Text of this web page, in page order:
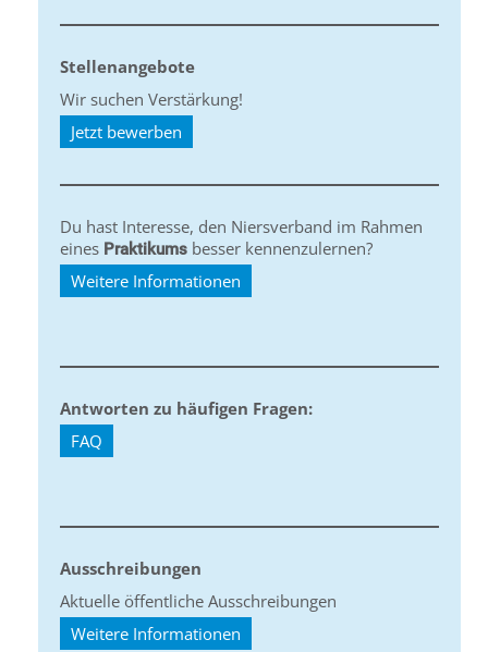
Stellenangebote
Wir suchen Verstärkung!
Jetzt bewerben
Du hast Interesse, den Niersverband im Rahmen
eines Praktikums besser kennenzulernen?
Weitere Informationen
Antworten zu häufigen Fragen:
FAQ
Ausschreibungen
Aktuelle öffentliche Ausschreibungen
Weitere Informationen